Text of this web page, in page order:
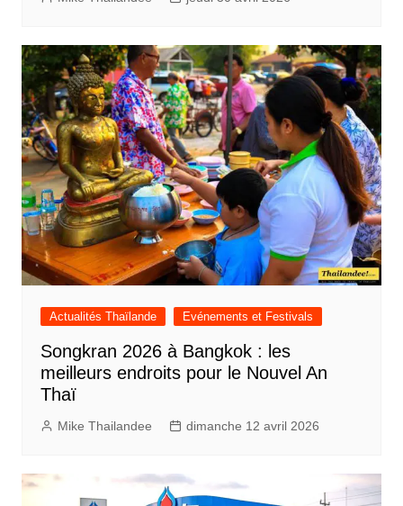
Actualités Thaïlande Evénements et Festivals
Songkran 2026 à Bangkok : les
meilleurs endroits pour le Nouvel An
Thaï
Mike Thailandee dimanche 12 avril 2026